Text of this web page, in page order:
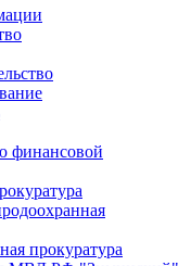
финансовой
прокуратура